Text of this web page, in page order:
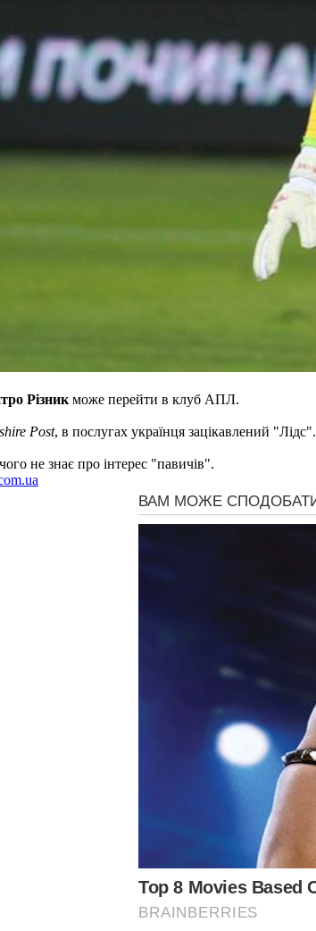
Різник може перейти в клуб АПЛ.
Post, в послугах українця зацікавлений "Лідс".
не знає про інтерес "павичів".